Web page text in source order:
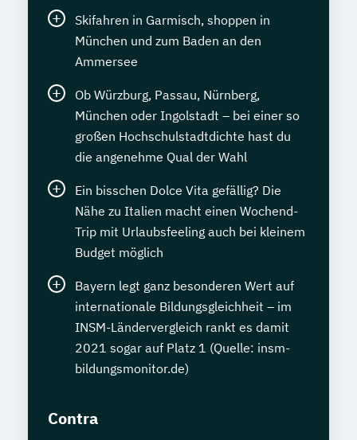
Skifahren in Garmisch, shoppen in
München und zum Baden an den
Ammersee
Ob Würzburg, Passau, Nürnberg,
München oder Ingolstadt – bei einer so
großen Hochschulstadtdichte hast du
die angenehme Qual der Wahl
Ein bisschen Dolce Vita gefällig? Die
Nähe zu Italien macht einen Wochend-
Trip mit Urlaubsfeeling auch bei kleinem
Budget möglich
Bayern legt ganz besonderen Wert auf
internationale Bildungsgleichheit – im
INSM-Ländervergleich rankt es damit
2021 sogar auf Platz 1 (Quelle: insm-
bildungsmonitor.de)
Contra